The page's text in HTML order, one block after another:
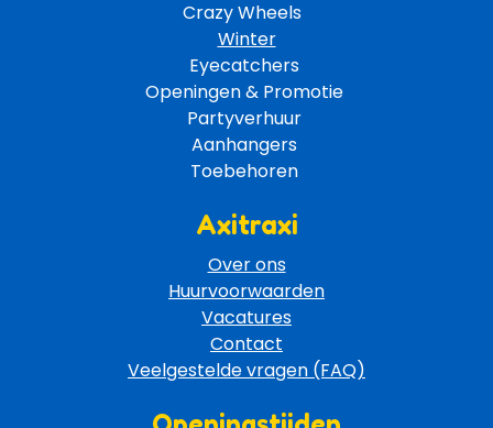
Crazy Wheels
Winter
Eyecatchers
Openingen & Promotie
Partyverhuur
Aanhangers
Toebehoren
Axitraxi
Over ons
Huurvoorwaarden
Vacatures
Contact
Veelgestelde vragen (FAQ)